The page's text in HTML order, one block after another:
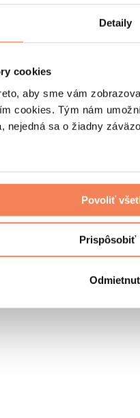
Detaily
cookies
aby sme vám
cookies. Tým nám
nejedná sa o žiadny
Povoliť
Prispôsobiť